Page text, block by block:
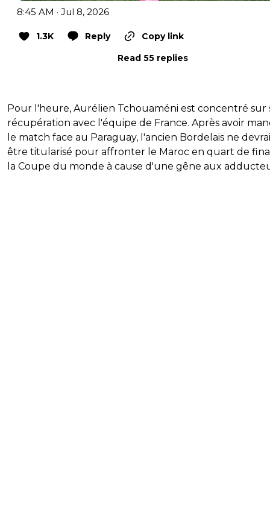
8:45 AM · Jul 8, 2026
1.3K Reply
Copy link
Read 55 replies
Pour l'heure, Aurélien Tchouaméni est concentré sur
récupération avec l'équipe de France. Après avoir
le match face au Paraguay, l'ancien Bordelais ne
être titularisé pour affronter le Maroc en quart de
la Coupe du monde à cause d'une gêne aux